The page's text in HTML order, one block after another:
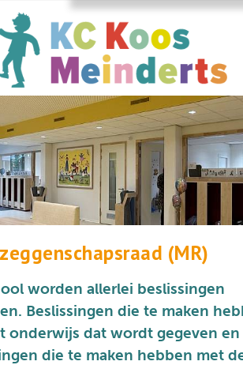
(MR)
worden allerlei beslissingen
Beslissingen die te maken
onderwijs dat wordt gegeven en
die te maken hebben met